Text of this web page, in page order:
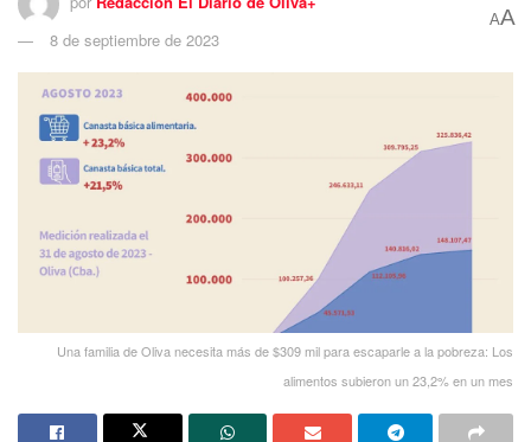
8 de septiembre de 2023
AA
Una familia de Oliva necesita más de $309 mil para escaparle a la pobreza: Los
alimentos subieron un 23,2% en un mes